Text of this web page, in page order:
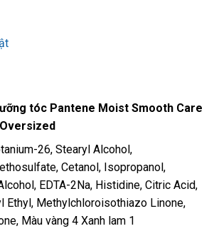
tóc Pantene Moist Smooth Care
26, Stearyl Alcohol,
Cetanol, Isopropanol,
EDTA-2Na, Histidine, Citric Acid,
Ethyl, Methylchloroisothiazo Linone,
Màu vàng 4 Xanh lam 1